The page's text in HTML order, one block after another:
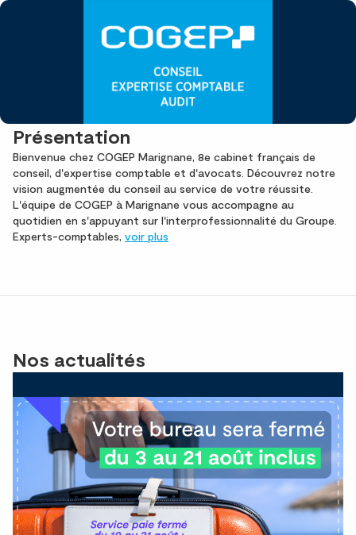
Présentation
Bienvenue chez COGEP Marignane, 8e cabinet français de
conseil, d'expertise comptable et d'avocats. Découvrez notre
vision augmentée du conseil au service de votre réussite.
L'équipe de COGEP à Marignane vous accompagne au
quotidien en s'appuyant sur l'interprofessionnalité du Groupe.
Experts-comptables, voir plus
Nos actualités